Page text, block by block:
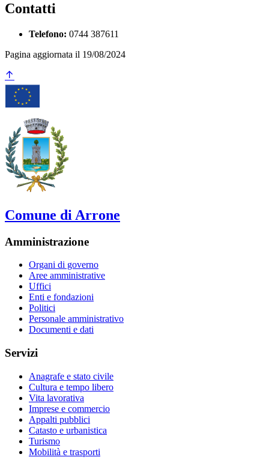
Contatti
Telefono: 0744 387611
Pagina aggiornata il 19/08/2024
Comune di Arrone
Amministrazione
Organi di governo
Aree amministrative
Uffici
Enti e fondazioni
Politici
Personale amministrativo
Documenti e dati
Servizi
Anagrafe e stato civile
Cultura e tempo libero
Vita lavorativa
Imprese e commercio
Appalti pubblici
Catasto e urbanistica
Turismo
Mobilità e trasporti